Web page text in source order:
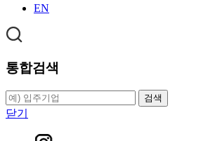
EN
통합검색
검색
닫기